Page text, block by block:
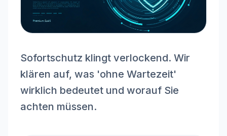
Sofortschutz klingt verlockend. Wir
klären auf, was 'ohne Wartezeit'
wirklich bedeutet und worauf Sie
achten müssen.